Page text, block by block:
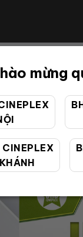
mừng
CINEPLEX